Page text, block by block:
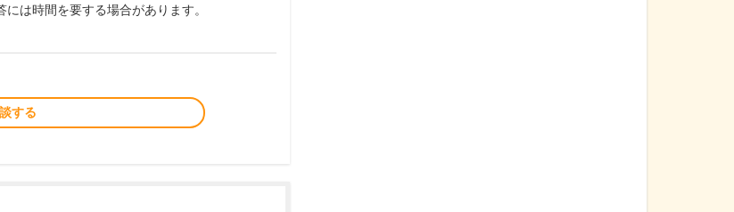
は時間を要する場合があります。
する